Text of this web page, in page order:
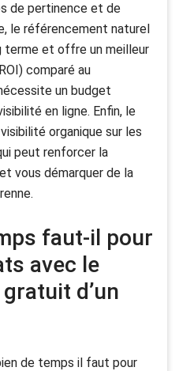
de pertinence et de
le référencement naturel
terme et offre un meilleur
comparé au
un budget
en ligne. Enfin, le
organique sur les
peut renforcer la
vous démarquer de la
faut-il pour
avec le
d’un
de temps il faut pour